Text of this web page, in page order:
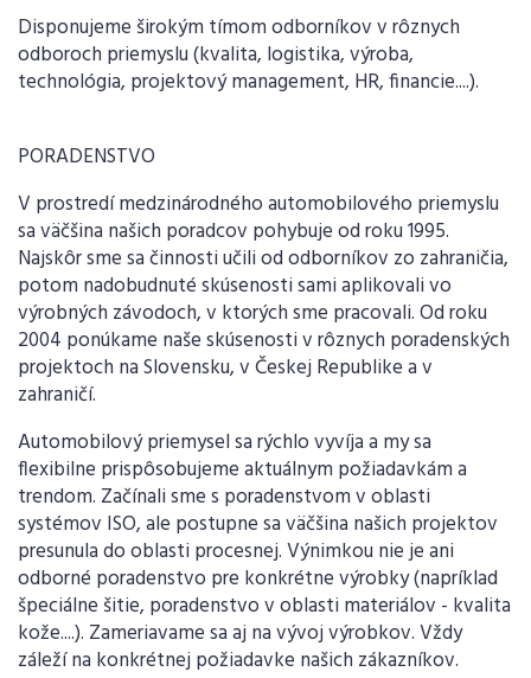
Disponujeme širokým tímom odborníkov v rôznych
odboroch priemyslu (kvalita, logistika, výroba,
technológia, projektový management, HR, financie....).
PORADENSTVO
V prostredí medzinárodného automobilového priemyslu
sa väčšina našich poradcov pohybuje od roku 1995.
Najskôr sme sa činnosti učili od odborníkov zo zahraničia,
potom nadobudnuté skúsenosti sami aplikovali vo
výrobných závodoch, v ktorých sme pracovali. Od roku
2004 ponúkame naše skúsenosti v rôznych poradenských
projektoch na Slovensku, v Českej Republike a v
zahraničí.
Automobilový priemysel sa rýchlo vyvíja a my sa
flexibilne prispôsobujeme aktuálnym požiadavkám a
trendom. Začínali sme s poradenstvom v oblasti
systémov ISO, ale postupne sa väčšina našich projektov
presunula do oblasti procesnej. Výnimkou nie je ani
odborné poradenstvo pre konkrétne výrobky (napríklad
špeciálne šitie, poradenstvo v oblasti materiálov - kvalita
kože....). Zameriavame sa aj na vývoj výrobkov. Vždy
záleží na konkrétnej požiadavke našich zákazníkov.